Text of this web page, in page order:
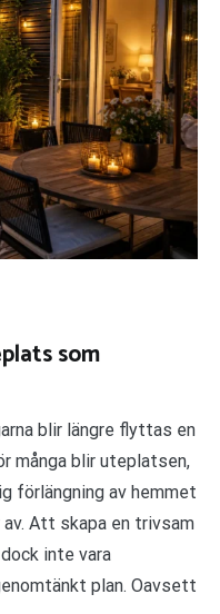
som
blir längre flyttas en
många blir uteplatsen,
förlängning av hemmet
av. Att skapa en trivsam
inte vara
plan. Oavsett